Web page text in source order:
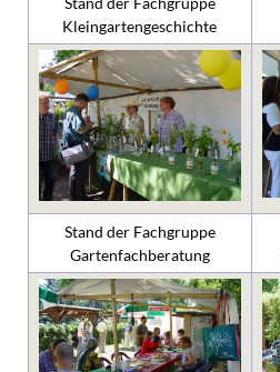
Kleingartengeschichte
Stand der Fachgruppe
Gartenfachberatung